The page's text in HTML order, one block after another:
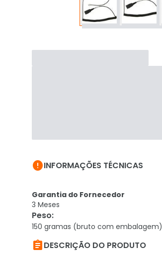
INFORMAÇÕES TÉCNICAS
Garantia do Fornecedor
3 Meses
Peso:
150 gramas (bruto com embalagem)
DESCRIÇÃO DO PRODUTO